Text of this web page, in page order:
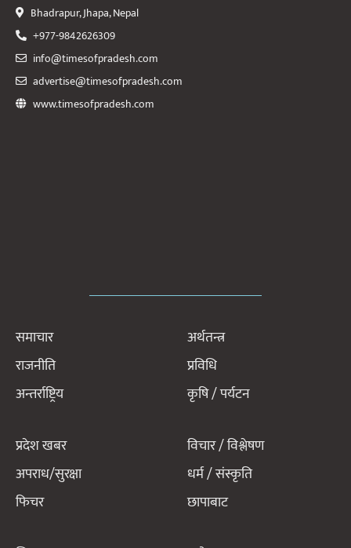
Bhadrapur, Jhapa, Nepal
+977-9842626309
info@timesofpradesh.com
advertise@timesofpradesh.com
www.timesofpradesh.com
समाचार
राजनीति
अन्तर्राष्ट्रिय
अर्थतन्त्र
प्रविधि
कृषि / पर्यटन
प्रदेश खबर
अपराध/सुरक्षा
फिचर
विचार / विश्लेषण
धर्म / संस्कृति
छापाबाट